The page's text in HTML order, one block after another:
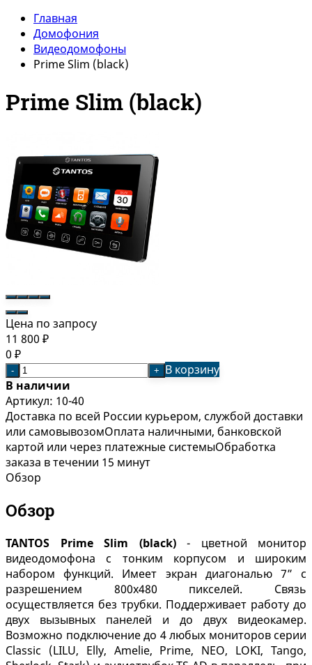
Главная
Домофония
Видеодомофоны
Prime Slim (black)
Prime Slim (black)
Цена по запросу
11 800 ₽
0 ₽
- +
В корзину
В наличии
Артикул: 10-40
Доставка по всей России курьером, службой доставки
или самовывозомОплата наличными, банковской
картой или через платежные системыОбработка
заказа в течении 15 минут
Обзор
Обзор
TANTOS Prime Slim (black)- цветной монитор
видеодомофона с тонким корпусом и широким
набором функций. Имеет экран диагональю 7” с
разрешением 800x480 пикселей. Связь
осуществляется без трубки. Поддерживает работу до
двух вызывных панелей и до двух видеокамер.
Возможно подключение до 4 любых мониторов серии
Classic (LILU, Elly, Amelie, Prime, NEO, LOKI, Tango,